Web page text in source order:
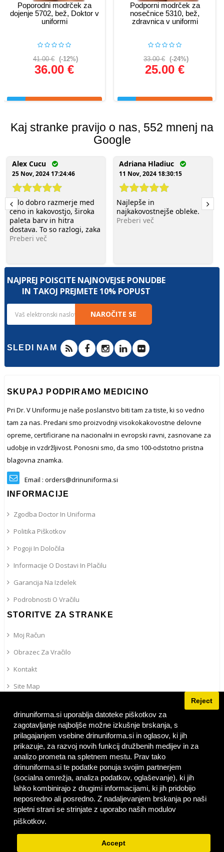
drinuniforma.si uporablja datoteke piškotkov za
zagotavljanje najboljše možne izkušnje brskanja, s
prilagajanjem vsebine drinuniforma.si in oglasov, ki jih
prikazuje, za razvoj novih funkcij družbenih medijev in za
analizo prometa na spletnem mestu. Prav tako
drinuniforma.si te podatke ponuja svojim partnerjem
(socialna omrežja, analiza podatkov, oglaševanje), ki jih
lahko kombinirajo z drugimi informacijami, ki jih pridobijo
neposredno ali posredno. Z nadaljevanjem brskanja po naši
spletni strani se strinjate z uporabo naših modulov
piškotkov.
Reject
Accept
Poporodni modrček za
dojenje 5702, bež, Doktor v
uniformi
41.00 € (-12%)
36.00 €
Podporni modrček za
nosečnice 5310, bež,
zdravnica v uniformi
33.00 € (-24%)
25.00 €
Kaj stranke pravijo o nas, 552 mnenj na
Google
Alex Cucu
25 Nov, 2024 17:24:46
Zelo dobro razmerje med
ceno in kakovostjo, široka
paleta barv in hitra
dostava. To so razlogi, zaka
Preberi več
Adriana Hladiuc
11 Nov, 2024 18:30:15
Najlepše in
najkakovostnejše obleke.
Preberi več
NAJPREJ POIŠČITE NAJNOVEJŠE PONUDBE
IN TAKOJ PREJMETE 10% POPUST
NAROČITE SE
SLEDI NAM
SKUPAJ PODPIRAMO MEDICINO
Pri Dr. V Uniformu je naše poslanstvo biti tam za tiste, ki so vedno
tam za nas. Predani smo proizvodnji visokokakovostne delovne
opreme, certificirane na nacionalni in evropski ravni, zasnovane za
udobje in vzdržljivost. Ponosni smo, da smo 100-odstotno pristna
blagovna znamka.
Email : orders@drinuniforma.si
INFORMACIJE
Zgodba Doctor In Uniforma
Politika Piškotkov
Pogoji In Določila
Informacije O Dostavi In ​​plačilu
Garancija Na Izdelek
Podrobnosti O Vračilu
STORITVE ZA STRANKE
Moj Račun
Obrazec Za Vračilo
Kontakt
Site Map
Personalizirano Vezenje
UNIFORMA V EVROPI
Slovenia | SI (Slovenian)
FACEBOOK